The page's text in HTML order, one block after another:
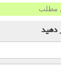
مطلب
دهید